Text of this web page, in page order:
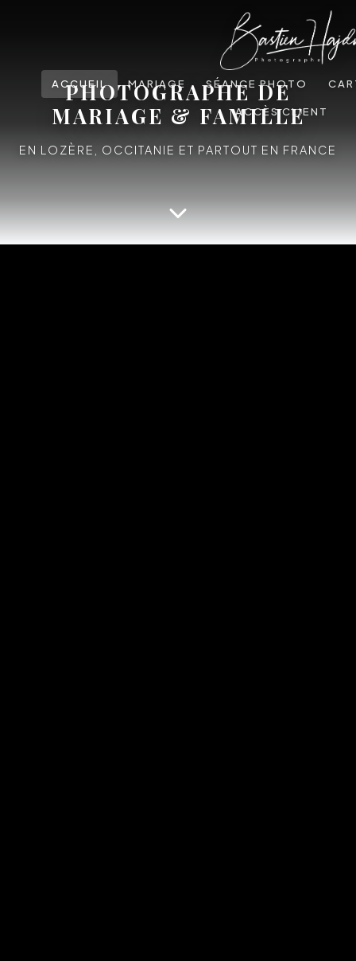
ACCUEIL MARIAGE SÉANCE PHOTO
ACCÈS CLIENT
PHOTOGRAPHE DE
MARIAGE & FAMILLE
EN LOZÈRE, OCCITANIE ET PARTOUT EN FRANCE